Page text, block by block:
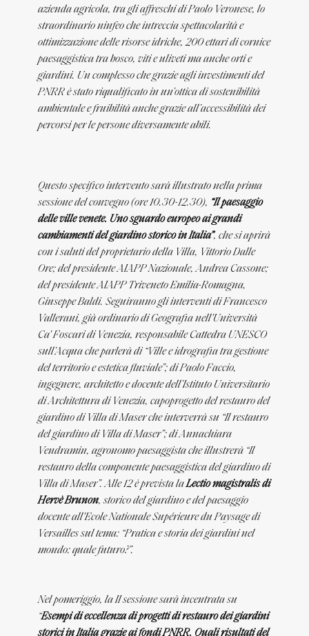
azienda agricola, tra gli affreschi di Paolo Veronese, lo
straordinario ninfeo che intreccia spettacolarità e
ottimizzazione delle risorse idriche, 200 ettari di cornice
paesaggistica tra bosco, viti e uliveti ma anche orti e
giardini. Un complesso che grazie agli investimenti del
PNRR è stato riqualificato in un’ottica di sostenibilità
ambientale e fruibilità anche grazie all’accessibilità dei
percorsi per le persone diversamente abili.
Questo specifico intervento sarà illustrato nella prima
sessione del convegno (ore 10.30-12.30), “Il paesaggio
delle ville venete. Uno sguardo europeo ai grandi
cambiamenti del giardino storico in Italia”, che si aprirà
con i saluti del proprietario della Villa, Vittorio Dalle
Ore; del presidente AIAPP Nazionale, Andrea Cassone;
del presidente AIAPP Triveneto Emilia-Romagna,
Giuseppe Baldi. Seguiranno gli interventi di Francesco
Vallerani, già ordinario di Geografia nell'Università
Ca' Foscari di Venezia, responsabile Cattedra UNESCO
sull’Acqua che parlerà di “Ville e idrografia tra gestione
del territorio e estetica fluviale”; di Paolo Faccio,
ingegnere, architetto e docente dell’Istituto Universitario
di Architettura di Venezia, capoprogetto del restauro del
giardino di Villa di Maser che interverrà su “Il restauro
del giardino di Villa di Maser”; di Annachiara
Vendramin, agronomo paesaggista che illustrerà “Il
restauro della componente paesaggistica del giardino di
Villa di Maser”. Alle 12 è prevista laLectio magistralisdi
Hervè Brunon, storico del giardino e del paesaggio
docente all'Ecole Nationale Supérieure du Paysage di
Versailles sul tema: “Pratica e storia dei giardini nel
mondo: quale futuro?”.
Nel pomeriggio, la II sessione sarà incentrata su
“Esempi di eccellenza di progetti di restauro dei giardini
storici in Italia grazie ai fondi PNRR. Quali risultati del